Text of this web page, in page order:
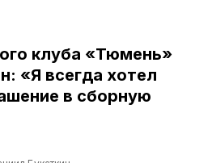
клуба «Тюмень»
«Я всегда хотел
в сборную